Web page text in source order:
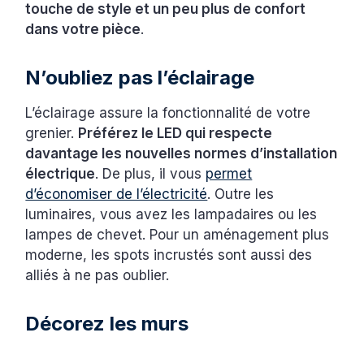
touche de style et un peu plus de confort
dans votre pièce.
N’oubliez pas l’éclairage
L’éclairage assure la fonctionnalité de votre
grenier. Préférez le LED qui respecte
davantage les nouvelles normes d’installation
électrique. De plus, il vous permet
d’économiser de l’électricité. Outre les
luminaires, vous avez les lampadaires ou les
lampes de chevet. Pour un aménagement plus
moderne, les spots incrustés sont aussi des
alliés à ne pas oublier.
Décorez les murs